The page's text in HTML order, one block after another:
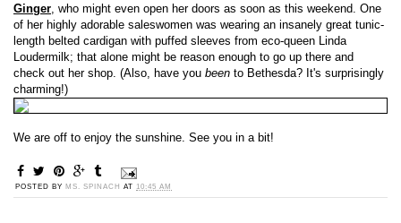
Ginger , who might even open her doors as soon as this weekend. One
of her highly adorable saleswomen was wearing an insanely great tunic-
length belted cardigan with puffed sleeves from eco-queen Linda
Loudermilk; that alone might be reason enough to go up there and
check out her shop. (Also, have you been to Bethesda? It's surprisingly
charming!)
We are off to enjoy the sunshine. See you in a bit!
POSTED BY MS. SPINACH AT 10:45 AM